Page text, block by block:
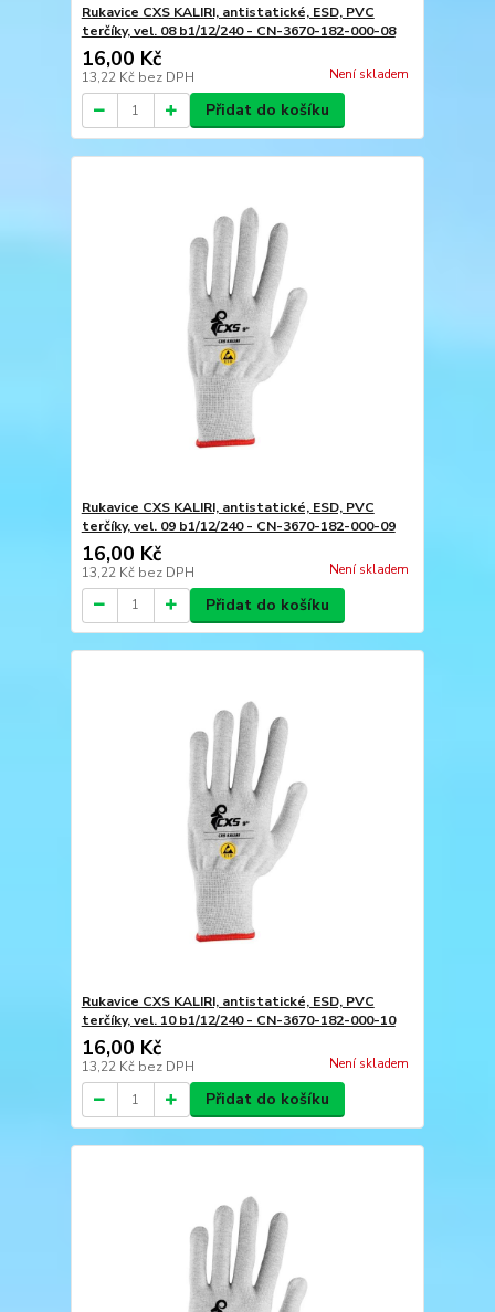
Rukavice CXS KALIRI, antistatické, ESD, PVC
terčíky, vel. 08 b1/12/240 - CN-3670-182-000-08
16,00 Kč
13,22 Kč bez DPH Není skladem
Přidat do košíku
Rukavice CXS KALIRI, antistatické, ESD, PVC
terčíky, vel. 09 b1/12/240 - CN-3670-182-000-09
16,00 Kč
13,22 Kč bez DPH Není skladem
Přidat do košíku
Rukavice CXS KALIRI, antistatické, ESD, PVC
terčíky, vel. 10 b1/12/240 - CN-3670-182-000-10
16,00 Kč
13,22 Kč bez DPH Není skladem
Přidat do košíku